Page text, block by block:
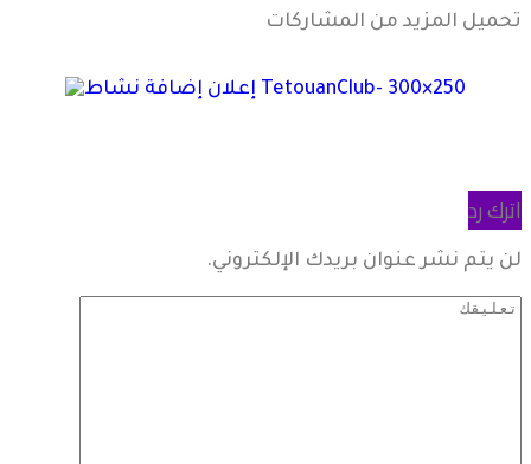
تحميل المزيد من المشاركات
اترك رد
لن يتم نشر عنوان بريدك الإلكتروني.